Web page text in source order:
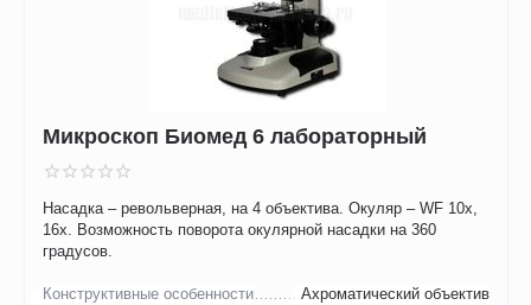
Микроскоп Биомед 6 лабораторный
Насадка – револьверная, на 4 объектива. Окуляр – WF 10х,
16х. Возможность поворота окулярной насадки на 360
градусов.
Конструктивные особенности
Ахроматический объектив